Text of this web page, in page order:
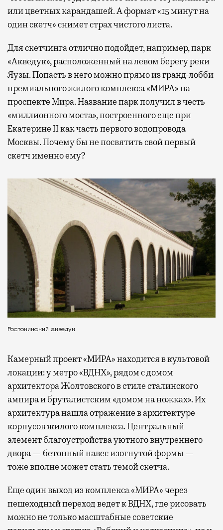
или цветных карандашей. А формат «15 минут на
один скетч» снимет страх чистого листа.
Для скетчинга отлично подойдет, например, парк
«Акведук», расположенный на левом берегу реки
Яузы. Попасть в него можно прямо из гранд-лобби
премиального жилого комплекса «МИРА» на
проспекте Мира. Название парк получил в честь
«миллионного моста», построенного еще при
Екатерине II как часть первого водопровода
Москвы. Почему бы не посвятить свой первый
скетч именно ему?
Ростокинский акведук
Камерный проект «МИРА» находится в культовой
локации: у метро «ВДНХ», рядом с домом
архитектора Жолтовского в стиле сталинского
ампира и бруталистским «домом на ножках». Их
архитектура нашла отражение в архитектуре
корпусов жилого комплекса. Центральный
элемент благоустройства уютного внутреннего
двора — бетонный навес изогнутой формы —
тоже вполне может стать темой скетча.
Еще один выход из комплекса «МИРА» через
пешеходный переход ведет к ВДНХ, где рисовать
можно не только масштабные советские